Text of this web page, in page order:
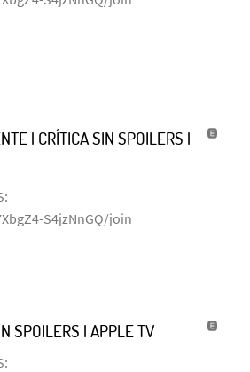
| CRÍTICA SIN SPOILERS |
S4jzNnGQ/join
SPOILERS | APPLE TV